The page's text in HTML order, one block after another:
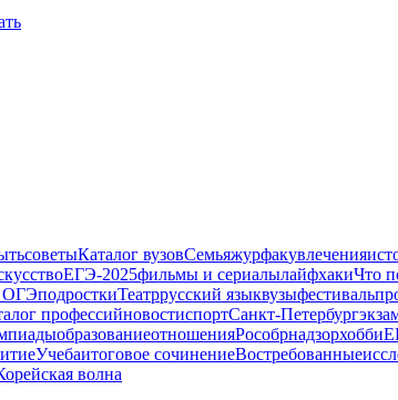
советыКаталог вузовСемьяжурфакувлечения
ЕГЭ-2025фильмы и сериалылайфхакиЧто
ОГЭподросткиТеатррусский языквузыфестиваль
профессийновостиспортСанкт-Петербург
образованиеотношенияРособрнадзорхобби
Учебаитоговое сочинениеВостребованные
волна